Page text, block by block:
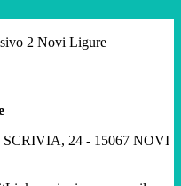
2 Novi Ligure
24 - 15067 NOVI